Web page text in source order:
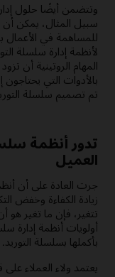
وتتضمن أيضًا حلول
سبيل المثال، يمكن
للمساهمة في
المهام الروتينية أن
بالأدوات التي يحتاجون
تم تصميم سلسلة
العميل
زيادة الكفاءة وخفض
تتغير، فإن ما تغير هو
أولويات أنظمة إدارة
بأكملها بسلسلة التوريد.
يعتمد ولاء العملاء